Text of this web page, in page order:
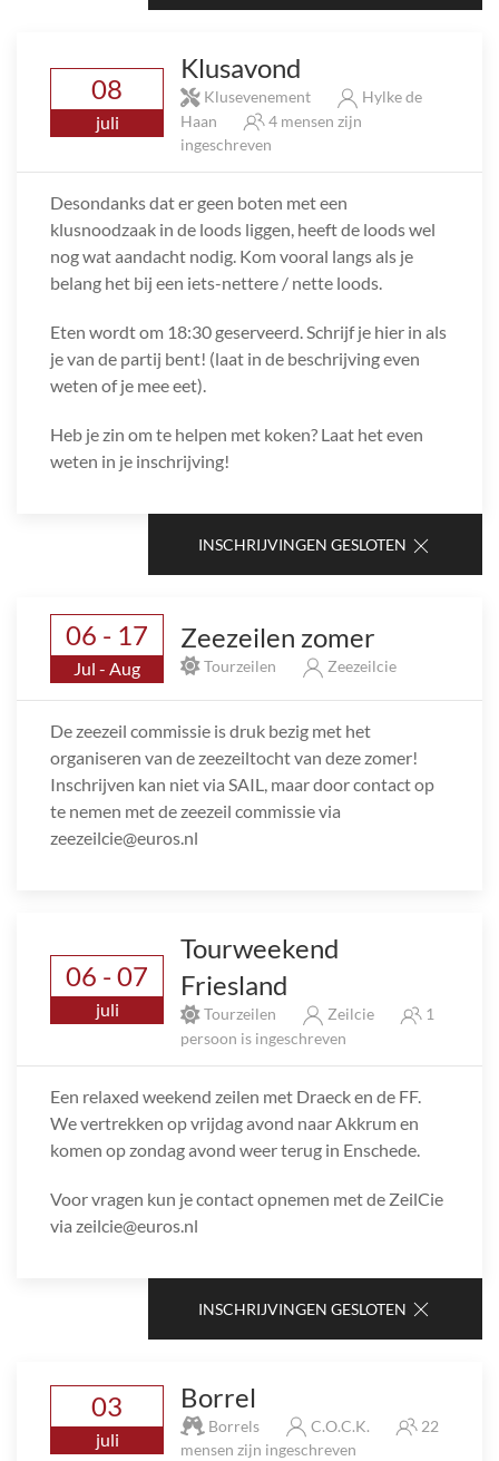
08
juli
Klusavond
Klusevenement
Hylke de
Haan
4 mensen zijn
ingeschreven
Desondanks dat er geen boten met een
klusnoodzaak in de loods liggen, heeft de loods wel
nog wat aandacht nodig. Kom vooral langs als je
belang het bij een iets-nettere / nette loods.
Eten wordt om 18:30 geserveerd. Schrijf je hier in als
je van de partij bent! (laat in de beschrijving even
weten of je mee eet).
Heb je zin om te helpen met koken? Laat het even
weten in je inschrijving!
INSCHRIJVINGEN GESLOTEN
06 - 17
Jul - Aug
Zeezeilen zomer
Tourzeilen Zeezeilcie
De zeezeil commissie is druk bezig met het
organiseren van de zeezeiltocht van deze zomer!
Inschrijven kan niet via SAIL, maar door contact op
te nemen met de zeezeil commissie via
zeezeilcie@euros.nl
06 - 07
juli
Tourweekend
Friesland
Tourzeilen Zeilcie
1
persoon is ingeschreven
Een relaxed weekend zeilen met Draeck en de FF.
We vertrekken op vrijdag avond naar Akkrum en
komen op zondag avond weer terug in Enschede.
Voor vragen kun je contact opnemen met de ZeilCie
via zeilcie@euros.nl
INSCHRIJVINGEN GESLOTEN
03
juli
Borrel
Borrels C.O.C.K.
22
mensen zijn ingeschreven